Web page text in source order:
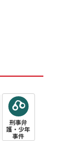
刑事弁
護・少年
事件